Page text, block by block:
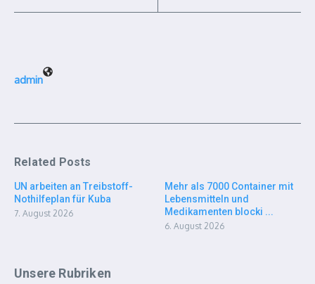
admin
Related Posts
UN arbeiten an Treibstoff-
Nothilfeplan für Kuba
7. August 2026
Mehr als 7000 Container mit
Lebensmitteln und
Medikamenten blocki ...
6. August 2026
Unsere Rubriken